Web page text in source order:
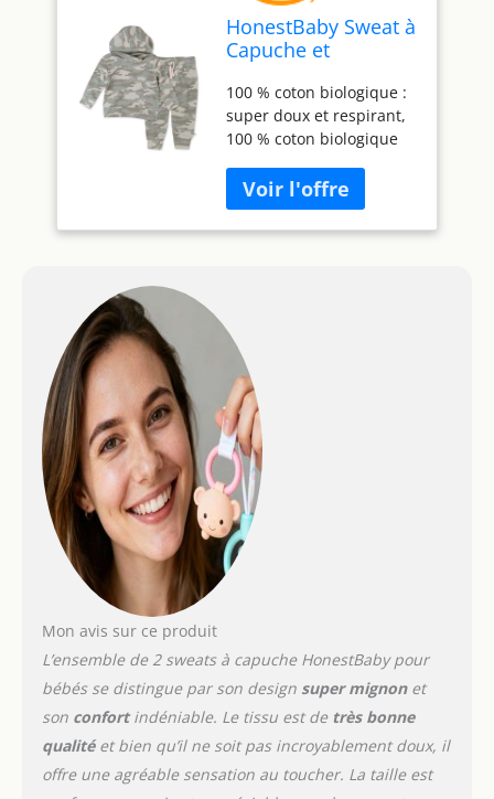
HonestBaby Sweat à
Capuche et
survêtement
Unisexe pour bébé -
100% Coton
Biologique - 2
pièces - pour Tout-
Petits, garçons et
Filles - Camo
100 % coton biologique :
super doux et respirant,
100 % coton biologique
délicates et sensibles.
Sans pesticides
synthétiques ni produits
bien pensé dans un souci
de confort et de sécurité
Primé : Honest Baby
Clothing a reçu des
récompenses du
magazine des parents
Lavable en machine
Mon avis sur ce produit
L’ensemble de 2 sweats à capuche HonestBaby pour
bébés se distingue par son design super mignonet
son confortindéniable. Le tissu est de très bonne
qualitéet bien qu’il ne soit pas incroyablement doux, il
offre une agréable sensation au toucher. La taille est